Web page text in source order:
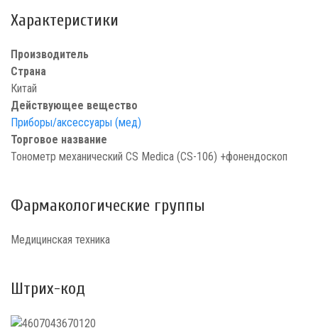
Характеристики
Производитель
Страна
Китай
Действующее вещество
Приборы/аксессуары (мед)
Торговое название
Тонометр механический CS Medica (CS-106) +фонендоскоп
Фармакологические группы
Медицинская техника
Штрих-код